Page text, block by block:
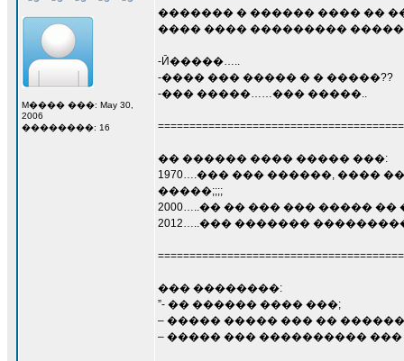
M���� ���: May 30,
2006
��������: 16
������� � ������ ���� ��
���� ���� ��������� �����
-Ӣ�����…..
-���� ��� ����� � � �����??
-��� �����……��� �����..
�� ������ ���� ����� ���:
1970….��� ��� ������, ����
�����;;;;
2000…..�� �� ��� ��� ����� ��
2012…..��� �������
��� ��������:
”- �� ������ ���� ���;
– ����� ����� ��� ��
– ����� ��� ����������